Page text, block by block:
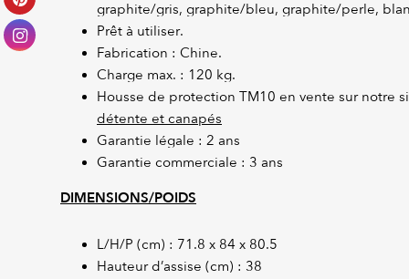
graphite/gris, graphite/bleu, graphite/perle,
Prêt à utiliser.
Fabrication : Chine.
Charge max. : 120 kg.
Housse de protection TM10 en vente sur notre
détente et canapés
Garantie légale : 2 ans
Garantie commerciale : 3 ans
DIMENSIONS/POIDS
L/H/P (cm) : 71.8 x 84 x 80.5
Hauteur d’assise (cm) : 38